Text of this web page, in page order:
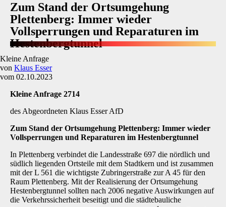
Zum Stand der Ortsumgehung
Plettenberg: Immer wieder
Vollsperrungen und Reparaturen im
Hestenbergtunnel
Kleine Anfrage
von Klaus Esser
vom 02.10.2023
Kleine Anfrage 2714
des Abgeordneten Klaus Esser AfD
Zum Stand der Ortsumgehung Plettenberg: Immer wieder
Vollsperrungen und Reparaturen im Hestenbergtunnel
In Plettenberg verbindet die Landesstraße 697 die nördlich und
südlich liegenden Ortsteile mit dem Stadtkern und ist zusammen
mit der L 561 die wichtigste Zubringerstraße zur A 45 für den
Raum Plettenberg. Mit der Realisierung der Ortsumgehung
Hestenbergtunnel sollten nach 2006 negative Auswirkungen auf
die Verkehrssicherheit beseitigt und die städtebauliche